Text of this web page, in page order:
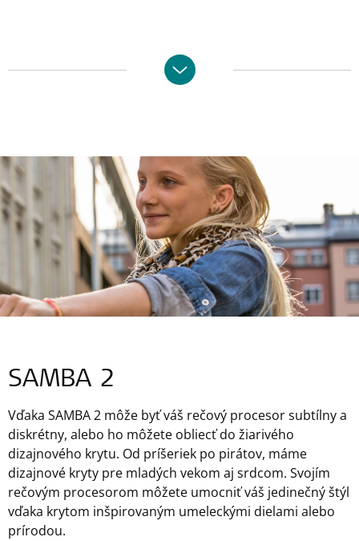
SAMBA 2
Vďaka SAMBA 2 môže byť váš rečový procesor subtílny a
diskrétny, alebo ho môžete obliecť do žiarivého
dizajnového krytu. Od príšeriek po pirátov, máme
dizajnové kryty pre mladých vekom aj srdcom. Svojím
rečovým procesorom môžete umocniť váš jedinečný štýl
vďaka krytom inšpirovaným umeleckými dielami alebo
prírodou.